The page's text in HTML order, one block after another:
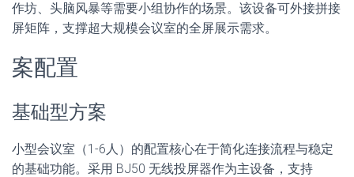
作坊、头脑风暴等需要小组协作的场景。该设备可外接拼接
屏矩阵，支撑超大规模会议室的全屏展示需求。
案配置
基础型方案
小型会议室（1-6人）的配置核心在于简化连接流程与稳定
的基础功能。采用 BJ50 无线投屏器作为主设备，支持